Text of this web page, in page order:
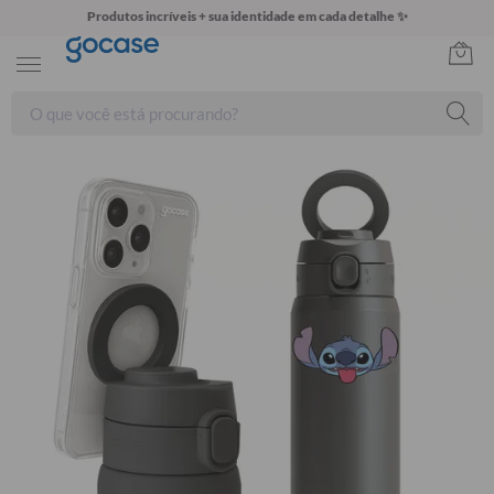
Produtos incríveis + sua identidade em cada detalhe ✨